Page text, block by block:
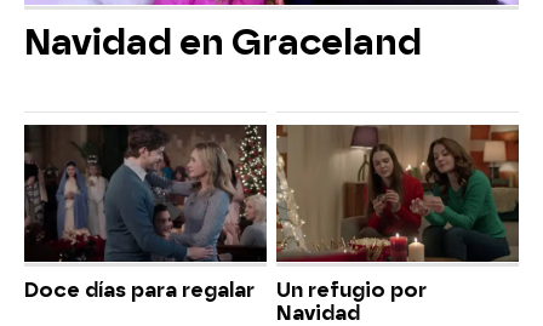
Navidad en Graceland
Doce días para regalar
Un refugio por
Navidad